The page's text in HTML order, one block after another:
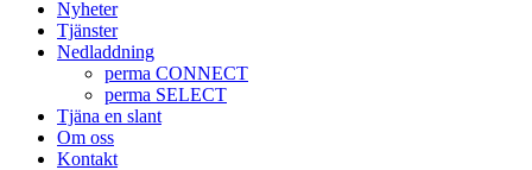
Nyheter
Tjänster
Nedladdning
perma CONNECT
perma SELECT
Tjäna en slant
Om oss
Kontakt